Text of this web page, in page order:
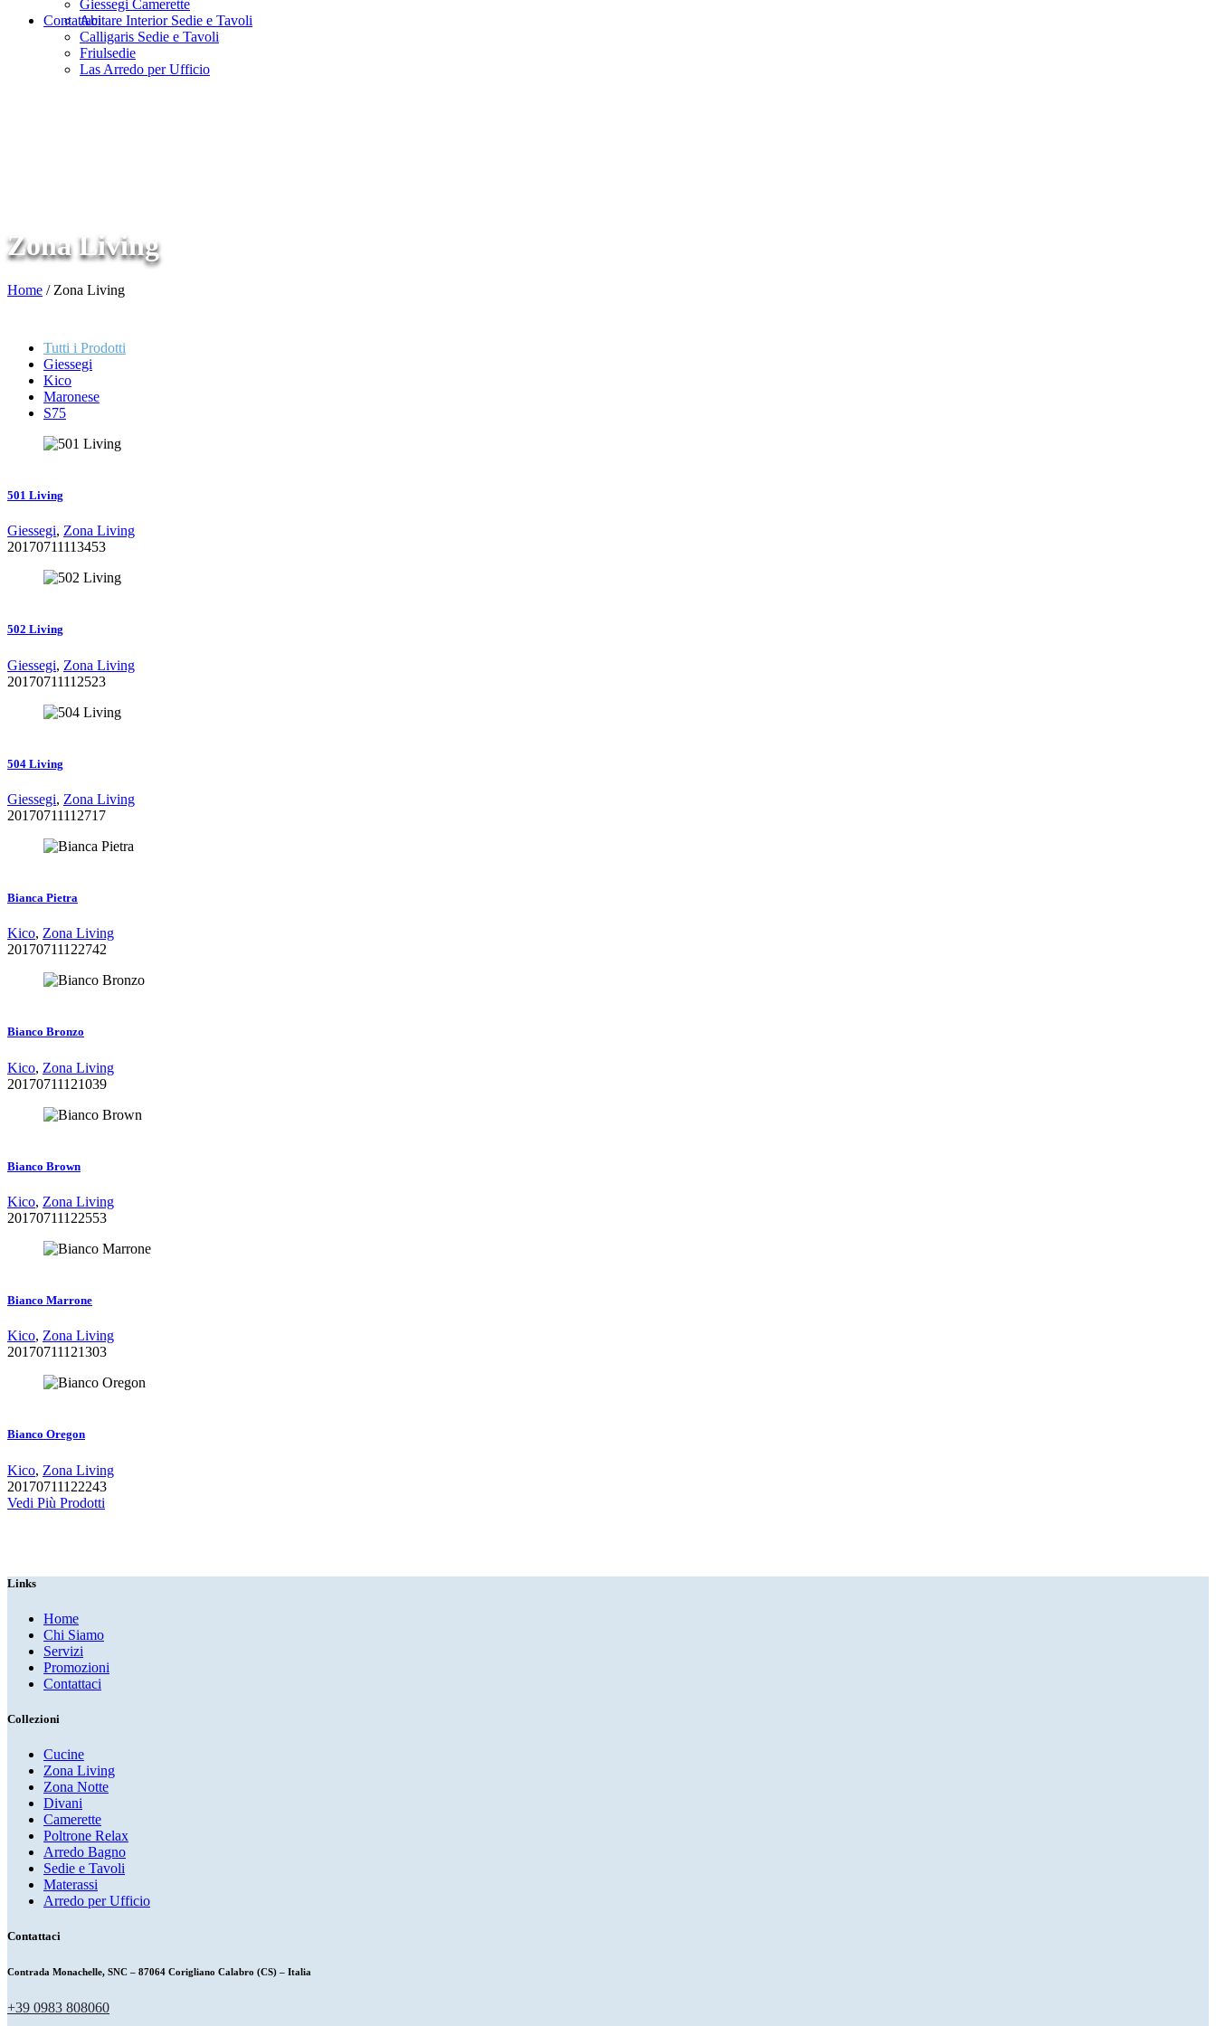
Giessegi Camerette
Abitare Interior Sedie e Tavoli
Calligaris Sedie e Tavoli
Friulsedie
Las Arredo per Ufficio
Contattaci
Zona Living
Home / Zona Living
Tutti i Prodotti
Giessegi
Kico
Maronese
S75
501 Living
Giessegi, Zona Living
20170711113453
502 Living
Giessegi, Zona Living
20170711112523
504 Living
Giessegi, Zona Living
20170711112717
Bianca Pietra
Kico, Zona Living
20170711122742
Bianco Bronzo
Kico, Zona Living
20170711121039
Bianco Brown
Kico, Zona Living
20170711122553
Bianco Marrone
Kico, Zona Living
20170711121303
Bianco Oregon
Kico, Zona Living
20170711122243
Vedi Più Prodotti
Links
Home
Chi Siamo
Servizi
Promozioni
Contattaci
Collezioni
Cucine
Zona Living
Zona Notte
Divani
Camerette
Poltrone Relax
Arredo Bagno
Sedie e Tavoli
Materassi
Arredo per Ufficio
Contattaci
Contrada Monachelle, SNC – 87064 Corigliano Calabro (CS) – Italia
+39 0983 808060